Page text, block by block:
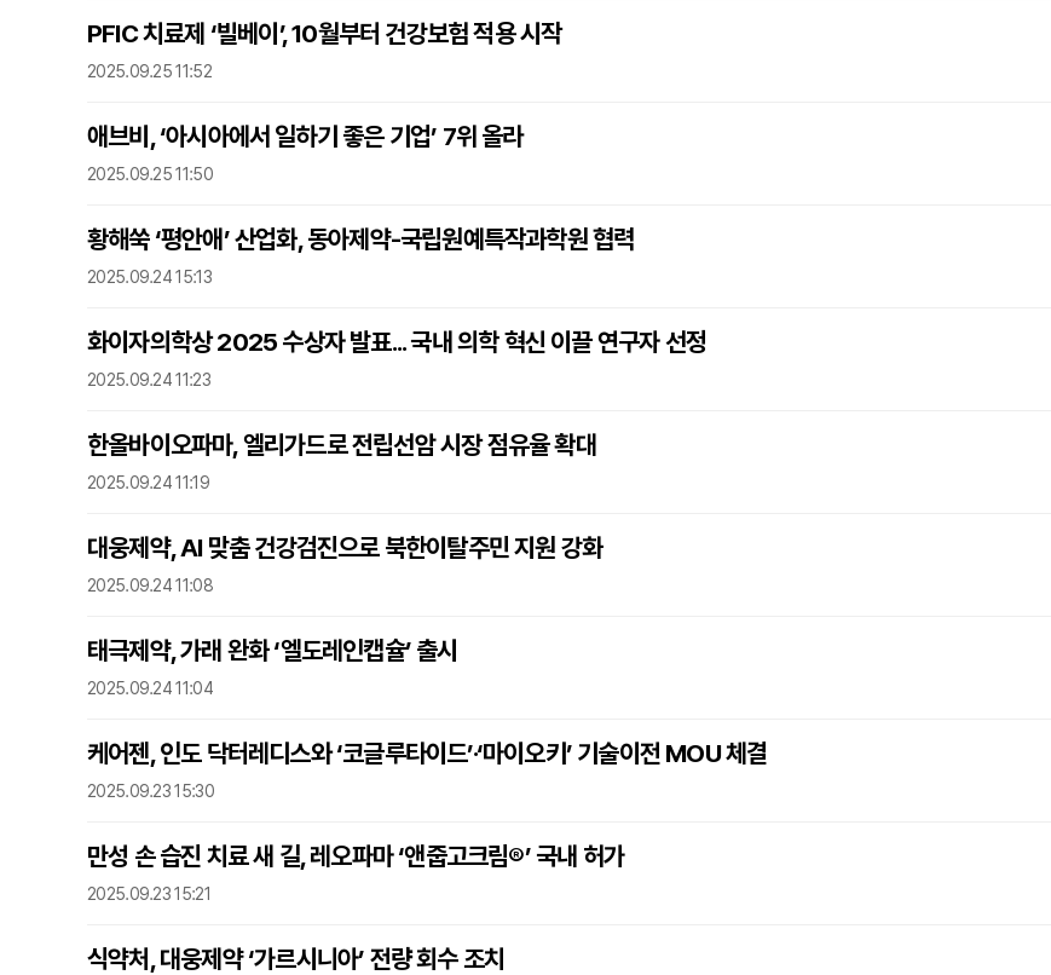
PFIC 치료제 ‘빌베이’, 10월부터 건강보험 적용 시작
2025.09.25 11:52
애브비, ‘아시아에서 일하기 좋은 기업’ 7위 올라
2025.09.25 11:50
황해쑥 ‘평안애’ 산업화, 동아제약-국립원예특작과학원 협력
2025.09.24 15:13
화이자의학상 2025 수상자 발표... 국내 의학 혁신 이끌 연구자 선정
2025.09.24 11:23
한올바이오파마, 엘리가드로 전립선암 시장 점유율 확대
2025.09.24 11:19
대웅제약, AI 맞춤 건강검진으로 북한이탈주민 지원 강화
2025.09.24 11:08
태극제약, 가래 완화 ‘엘도레인캡슐’ 출시
2025.09.24 11:04
케어젠, 인도 닥터레디스와 ‘코글루타이드’·‘마이오키’ 기술이전 MOU 체결
2025.09.23 15:30
만성 손 습진 치료 새 길, 레오파마 ‘앤줍고크림®’ 국내 허가
2025.09.23 15:21
식약처, 대웅제약 ‘가르시니아’ 전량 회수 조치